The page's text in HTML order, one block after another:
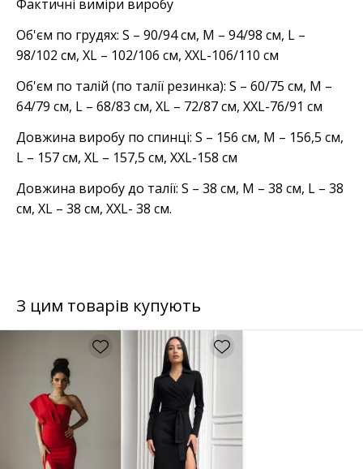
Фактичні виміри виробу
Об'єм по грудях: S – 90/94 см, M – 94/98 см, L –
98/102 см, XL – 102/106 см, XXL-106/110 см
Об'єм по талій (по талії резинка): S – 60/75 см, M –
64/79 см, L – 68/83 см, XL – 72/87 см, XXL-76/91 см
Довжина виробу по спинці: S – 156 см, M – 156,5 см,
L – 157 см, XL – 157,5 см, XXL-158 см
Довжина виробу до талії: S – 38 см, M – 38 см, L – 38
см, XL – 38 см, XXL- 38 см.
З цим товарів купують